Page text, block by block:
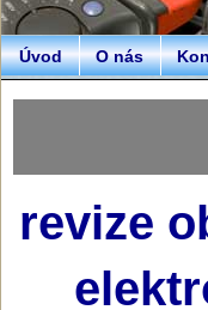
Úvod O nás
revize